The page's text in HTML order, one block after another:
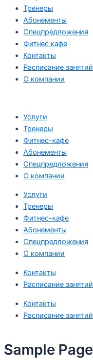
Тренеры
Абонементы
Спецпредложения
Фитнес кафе
Контакты
Расписание занятий
О компании
Услуги
Тренеры
Фитнес-кафе
Абонементы
Спецпредложения
О компании
Услуги
Тренеры
Фитнес-кафе
Абонементы
Спецпредложения
О компании
Контакты
Расписание занятий
Контакты
Расписание занятий
Sample Page